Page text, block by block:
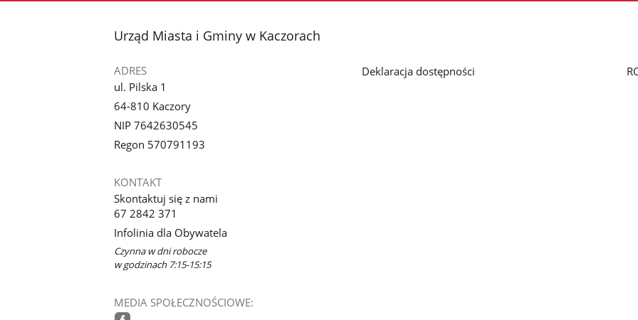
stopka
Urząd Miasta i Gminy w Kaczorach
ADRES
ul. Pilska 1
64-810 Kaczory
NIP 7642630545
Regon 570791193
KONTAKT
Skontaktuj się z nami
67 2842 371
Infolinia dla Obywatela
Czynna w dni robocze
w godzinach 7:15-15:15
MEDIA SPOŁECZNOŚCIOWE:
Deklaracja dostępności